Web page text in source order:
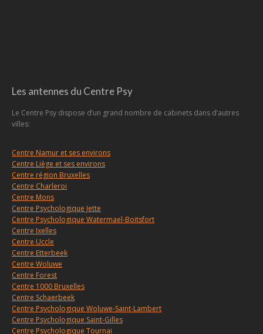
Les antennes du Centre Psy
Le Centre Psy dispose d’un grand nombre de cabinets dans d’autres
villes:
Centre Namur et ses environs
Centre Liège et ses environs
Centre région Bruxelles
Centre Charleroi
Centre Mons
Centre Psychologique Jette
Centre Psychologique Watermael-Boitsfort
Centre Ixelles
Centre Uccle
Centre Etterbeek
Centre Woluwe
Centre Forest
Centre 1000 Bruxelles
Centre Schaerbeek
Centre Psychologique Woluwe-Saint-Lambert
Centre Psychologique Saint-Gilles
Centre Psychologique Tournai